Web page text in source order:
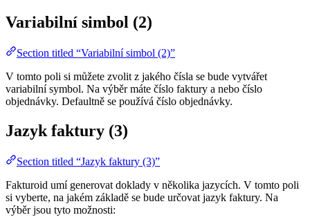
Variabilní simbol (2)
Section titled “Variabilní simbol (2)”
V tomto poli si můžete zvolit z jakého čísla se bude vytvářet
variabilní symbol. Na výběr máte číslo faktury a nebo číslo
objednávky. Defaultně se používá číslo objednávky.
Jazyk faktury (3)
Section titled “Jazyk faktury (3)”
Fakturoid umí generovat doklady v několika jazycích. V tomto poli
si vyberte, na jakém základě se bude určovat jazyk faktury. Na
výběr jsou tyto možnosti: